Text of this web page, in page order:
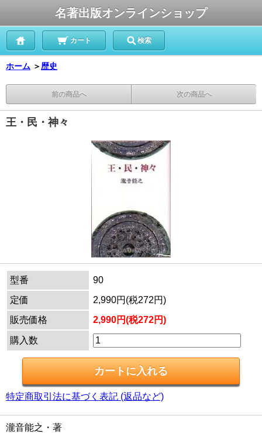
名著出版オンラインショップ
カート 検索
ホーム ＞ 歴史
前の商品へ 次の商品へ
王・民・神々
型番
90
定価
2,990円(税272円)
販売価格
2,990円(税272円)
購入数
特定商取引法に基づく表記 (返品など)
瀧音能之・著